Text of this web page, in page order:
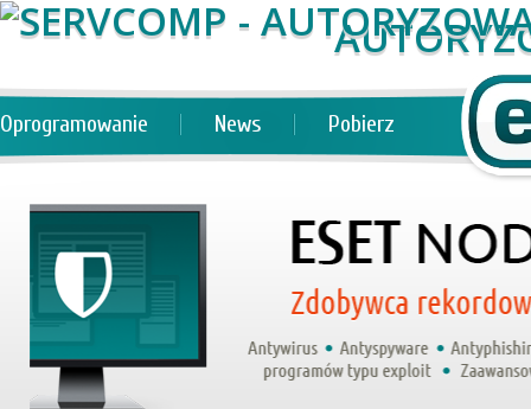
Oprogramowanie News Pobierz